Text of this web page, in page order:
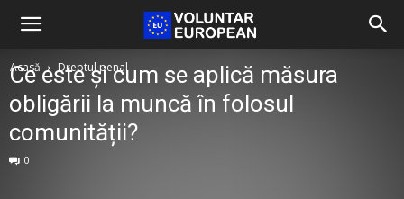
Acasă Dreptul penal
Ce este și cum se aplică măsura
obligării la muncă în folosul
comunității?
0